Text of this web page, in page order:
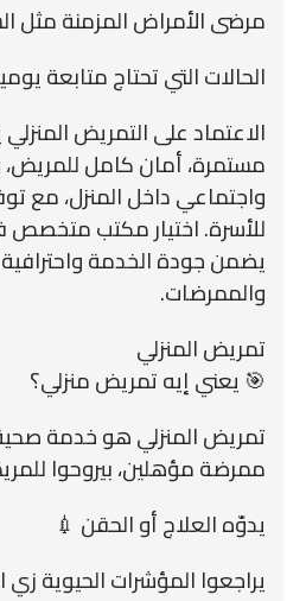
مرضى الأمراض المزمنة مثل
الحالات التي تحتاج متابعة
الاعتماد على التمريض
مستمرة، أمان كامل
واجتماعي داخل المنزل، مع
للأسرة. اختيار مكتب متخصص
يضمن جودة الخدمة
والممرضات.
تمريض المنزلي
🎯 يعني إيه تمريض منزلي؟
تمريض المنزلي هو خدمة
ممرضة مؤهلين، بيروحوا
يدوّه العلاج أو الحقن 💉
يراجعوا المؤشرات الحيوية